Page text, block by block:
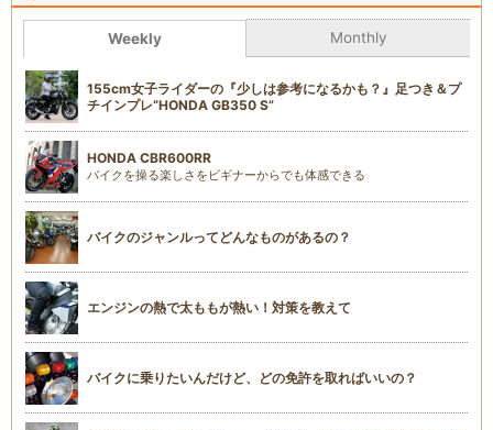
Weekly Monthly
155cm女子ライダーの『少しは参考になるかも？』足つき＆プ
チインプレ“HONDA GB350 S”
HONDA CBR600RR
バイクを操る楽しさをビギナーからでも体感できる
バイクのジャンルってどんなものがあるの？
エンジンの熱で太ももが熱い！対策を教えて
バイクに乗りたいんだけど、どの免許を取ればいいの？